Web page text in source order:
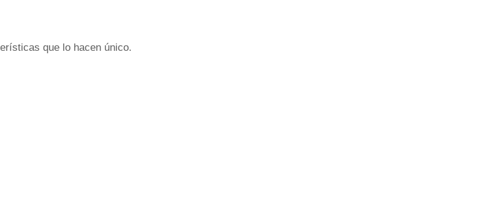
que lo hacen único.